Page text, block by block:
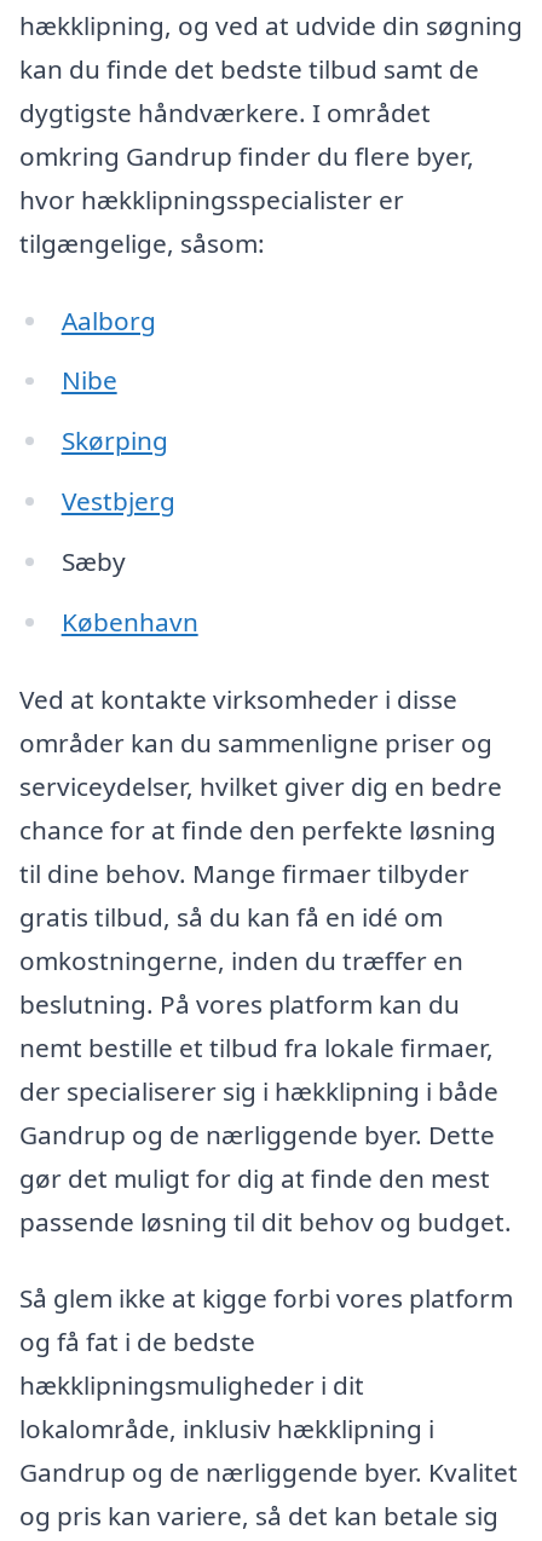
hækklipning, og ved at udvide din søgning
kan du finde det bedste tilbud samt de
dygtigste håndværkere. I området
omkring Gandrup finder du flere byer,
hvor hækklipningsspecialister er
tilgængelige, såsom:
Aalborg
Nibe
Skørping
Vestbjerg
Sæby
København
Ved at kontakte virksomheder i disse
områder kan du sammenligne priser og
serviceydelser, hvilket giver dig en bedre
chance for at finde den perfekte løsning
til dine behov. Mange firmaer tilbyder
gratis tilbud, så du kan få en idé om
omkostningerne, inden du træffer en
beslutning. På vores platform kan du
nemt bestille et tilbud fra lokale firmaer,
der specialiserer sig i hækklipning i både
Gandrup og de nærliggende byer. Dette
gør det muligt for dig at finde den mest
passende løsning til dit behov og budget.
Så glem ikke at kigge forbi vores platform
og få fat i de bedste
hækklipningsmuligheder i dit
lokalområde, inklusiv hækklipning i
Gandrup og de nærliggende byer. Kvalitet
og pris kan variere, så det kan betale sig